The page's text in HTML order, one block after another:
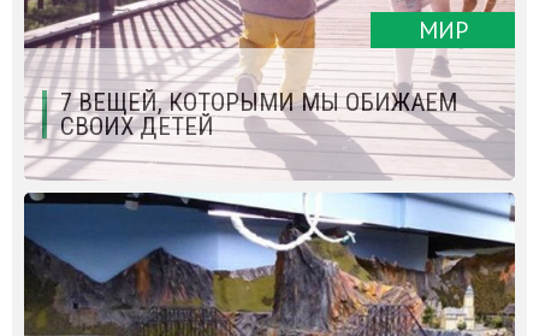
МИР
7 ВЕЩЕЙ, КОТОРЫМИ МЫ ОБИЖАЕМ
СВОИХ ДЕТЕЙ